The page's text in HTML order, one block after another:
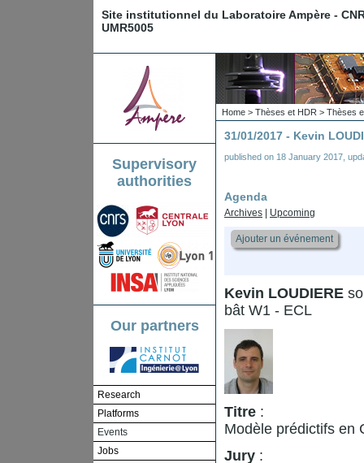
Site institutionnel du Laboratoire Ampère -
UMR5005
Supervisory
authorities
Our partners
Research
Platforms
Events
Jobs
Home > Thèses et HDR > Thèses
31/01/2017 - Kevin
published on 18 January 2017
Agenda
Archives Upcoming
Ajouter un événement
Kevin LOUDIERE
bât W1 - ECL
Titre :
Modèle prédictifs en
Jury :